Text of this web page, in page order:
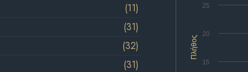
Πλήθος
15
20
25
(11)
(31)
(32)
(31)